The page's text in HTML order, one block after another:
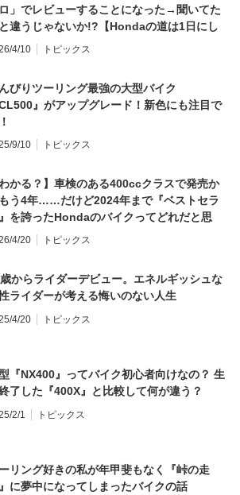
」でレビューすることになった→聞いてた
違うじゃないか!?【Hondaの道は1日にし
らず／CB1000F ①第一印象 編】
4/10 トピックス
びりツーリング最強の大型バイク
CL500』がアップグレード！新色にも注目で
9/10 トピックス
わかる？】車検のある400ccクラスで発売か
う4年……だけど2024年まで『ベストセラ
を誇ったHondaのバイクってどれだと思
4/20 トピックス
からライダーデビュー。エネルギッシュな
ライダーが考える悔いのない人生
4/20 トピックス
『NX400』ってバイク初心者向けなの？ 生
了した『400X』と比較して何が違う？
2/1 トピックス
リング好きの私が年甲斐もなく『峠の走
に夢中になってしまったバイクの話